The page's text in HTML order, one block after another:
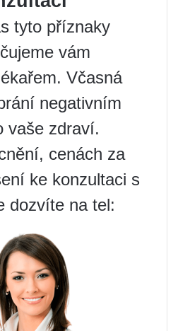
tyto příznaky
vám
Včasná
negativním
vaše zdraví.
cenách za
ke konzultaci s
dozvíte na tel: